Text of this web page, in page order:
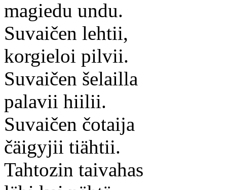
magiedu undu.
Suvaičen lehtii,
korgieloi pilvii.
Suvaičen šelailla
palavii hiilii.
Suvaičen čotaija
čäigyjii tiähtii.
Tahtozin taivahas